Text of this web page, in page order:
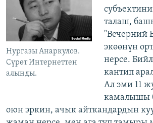
Нургазы Анаркулов.
Сүрөт Интернеттен
алынды.
талаш,
"Вечерний
экөөнүн
нерсе.
кантип
Ал эми 11
камалышы
оюн эркин, ачык айткандардын